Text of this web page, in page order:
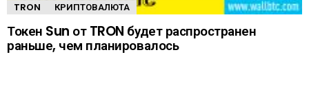
TRON КРИПТОВАЛЮТА
Токен Sun от TRON будет распространен
раньше, чем планировалось